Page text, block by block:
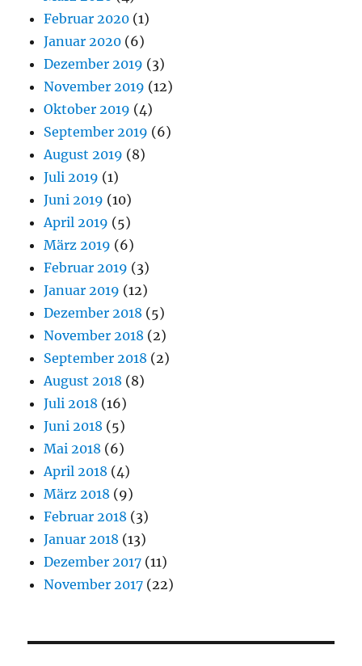
Februar 2020 (1)
Januar 2020 (6)
Dezember 2019 (3)
November 2019 (12)
Oktober 2019 (4)
September 2019 (6)
August 2019 (8)
Juli 2019 (1)
Juni 2019 (10)
April 2019 (5)
März 2019 (6)
Februar 2019 (3)
Januar 2019 (12)
Dezember 2018 (5)
November 2018 (2)
September 2018 (2)
August 2018 (8)
Juli 2018 (16)
Juni 2018 (5)
Mai 2018 (6)
April 2018 (4)
März 2018 (9)
Februar 2018 (3)
Januar 2018 (13)
Dezember 2017 (11)
November 2017 (22)